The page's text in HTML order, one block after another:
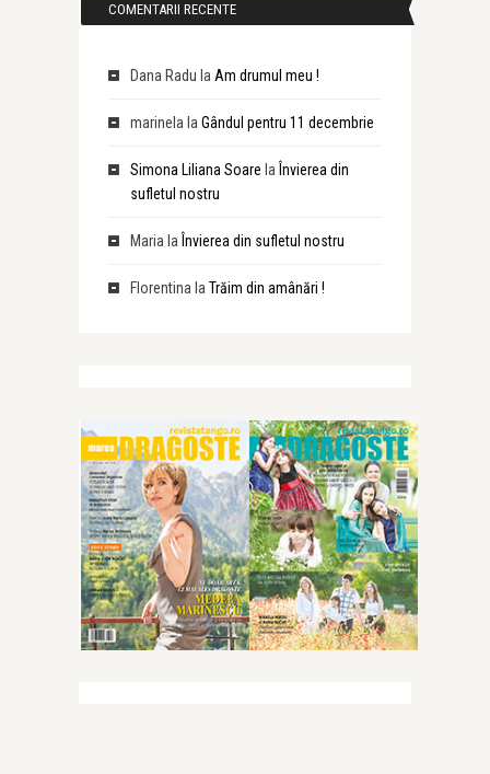
COMENTARII RECENTE
Dana Radu la Am drumul meu !
marinela la Gândul pentru 11 decembrie
Simona Liliana Soare la Învierea din
sufletul nostru
Maria la Învierea din sufletul nostru
Florentina la Trăim din amânări !